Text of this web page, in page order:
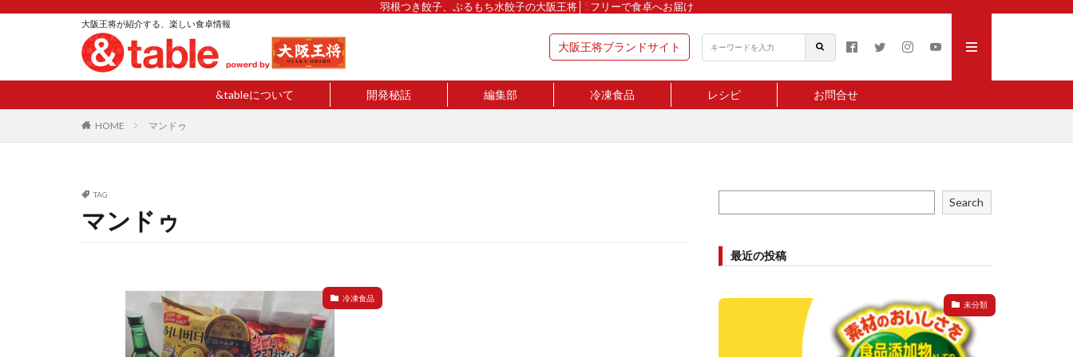
羽根つき餃子、ぷるもち水餃子の大阪王将│5フリーで食卓へお届け
大阪王将が紹介する、楽しい食卓情報
大阪王将ブランドサイト
&tableについて 開発秘話 編集部 冷凍食品 レシピ お問合せ
HOME マンドゥ
TAG
マンドゥ
冷凍食品
Search
最近の投稿
未分類